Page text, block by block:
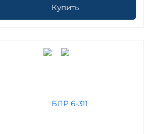
Купить